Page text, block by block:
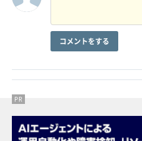
コメントをする
PR
PR
PR